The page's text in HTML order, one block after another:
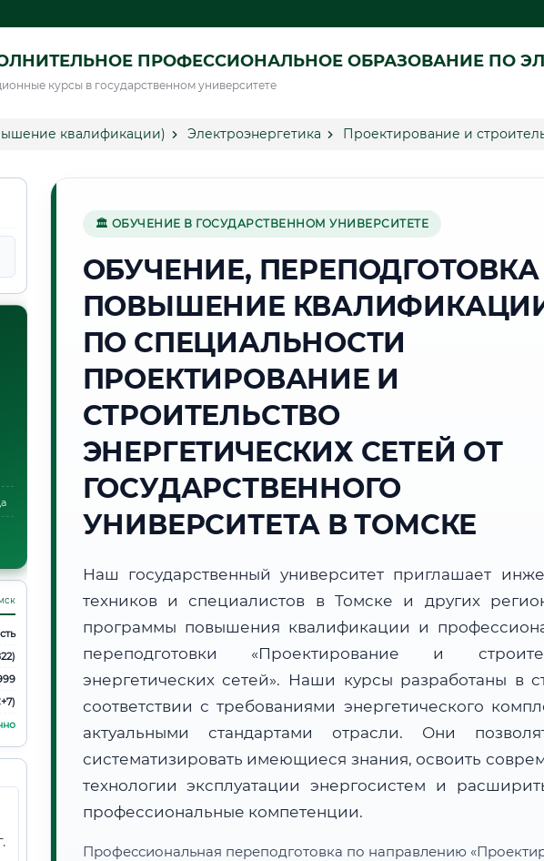
ПРОФЕССИОНАЛЬНОЕ ОБРАЗОВАНИЕ ПО
курсы в государственном университете
квалификации) Электроэнергетика Проектирование и
🏛 ОБУЧЕНИЕ В ГОСУДАРСТВЕННОМ УНИВЕРСИТЕТЕ
ОБУЧЕНИЕ,
ПОВЫШЕНИЕ
ПО СПЕЦИАЛЬНОСТИ
ПРОЕКТИРОВАНИЕ И
СТРОИТЕЛЬСТВО
ЭНЕРГЕТИЧЕСКИХ СЕТЕЙ ОТ
ГОСУДАРСТВЕННОГО
УНИВЕРСИТЕТА В ТОМСКЕ
Наш государственный университет приглашает
техников и специалистов в Томске и других
программы повышения квалификации и
переподготовки «Проектирование и
энергетических сетей». Наши курсы разработаны в
соответствии с требованиями энергетического
актуальными стандартами отрасли. Они
систематизировать имеющиеся знания, освоить
технологии эксплуатации энергосистем и
профессиональные компетенции.
Профессиональная переподготовка по направлению